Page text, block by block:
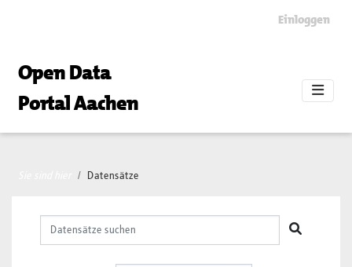
Einloggen
Open Data
Portal Aachen
Datensätze